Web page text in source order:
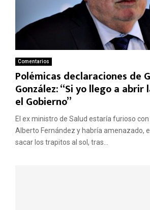
Comentarios
Polémicas declaraciones de
González: “Si yo llego a abrir
el Gobierno”
El ex ministro de Salud estaría furioso
Alberto Fernández y habría amenazado,
sacar los trapitos al sol, tras...